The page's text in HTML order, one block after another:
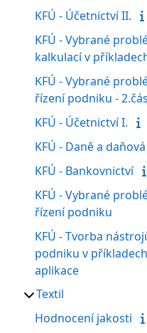
KFÚ - Účetnictví II.
KFÚ - Vybrané
kalkulací v
KFÚ - Vybrané
řízení podniku -
KFÚ - Účetnictví I.
KFÚ - Daně a
KFÚ - Bankovnictví
KFÚ - Vybrané
řízení podniku
KFÚ - Tvorba
podniku v
aplikace
Textil
Hodnocení jakosti